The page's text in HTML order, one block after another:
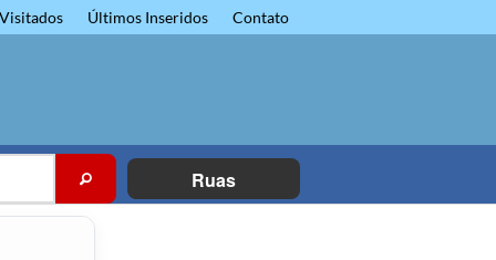
Últimos Inseridos Contato
Ruas